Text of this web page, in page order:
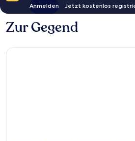
Anmelden Jetzt kostenlos
Zur Gegend